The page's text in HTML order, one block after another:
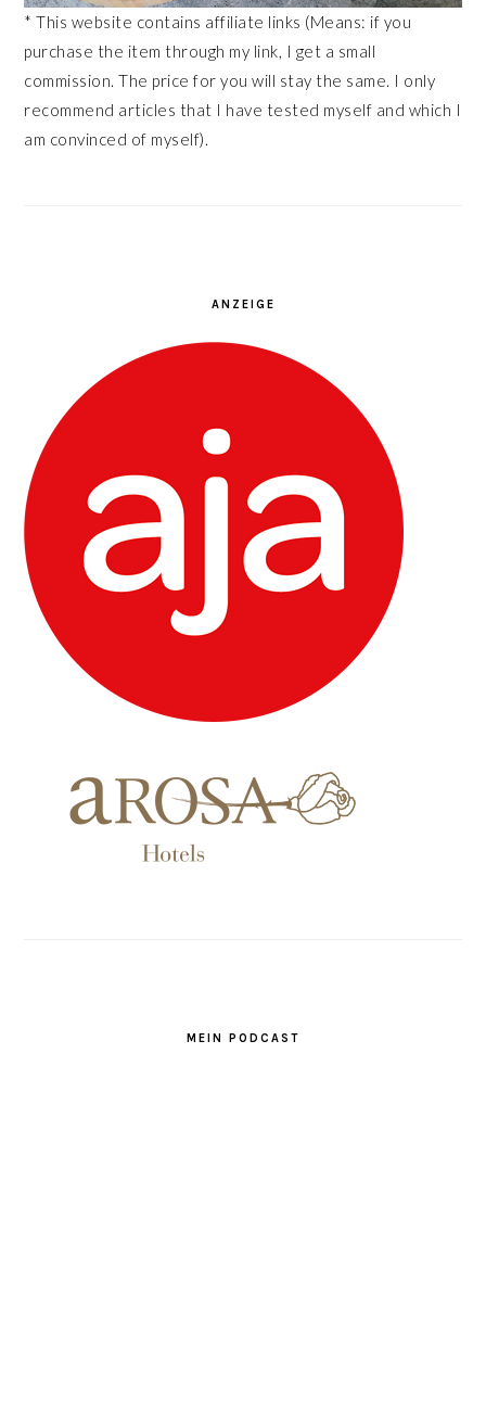
* This website contains affiliate links (Means: if you
purchase the item through my link, I get a small
commission. The price for you will stay the same. I only
recommend articles that I have tested myself and which I
am convinced of myself).
ANZEIGE
MEIN PODCAST